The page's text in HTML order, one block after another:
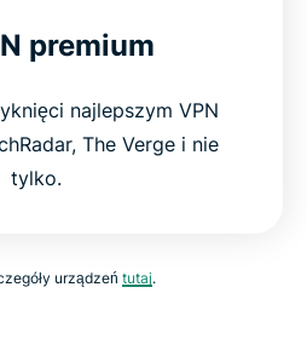
premium
najlepszym VPN
The Verge i nie
tylko.
urządzeń tutaj.